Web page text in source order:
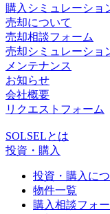
購入シミュレーショ
売却について
売却相談フォーム
売却シミュレーショ
メンテナンス
お知らせ
会社概要
リクエストフォーム
SOLSELとは
投資・購入
投資・購入に
物件一覧
購入相談フォ